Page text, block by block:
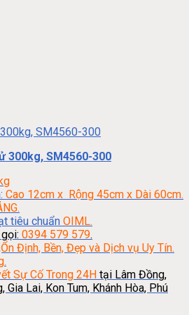
SM4560-300
300kg, SM4560-300
Cao 12cm x Rộng 45cm x Dài 60cm.
tiêu chuẩn OIML.
0394 579 579.
Định, Bền, Đẹp và Dịch vụ Uy Tín.
Sự Cố Trong 24H tại Lâm Đồng,
Lai, Kon Tum, Khánh Hòa, Phú